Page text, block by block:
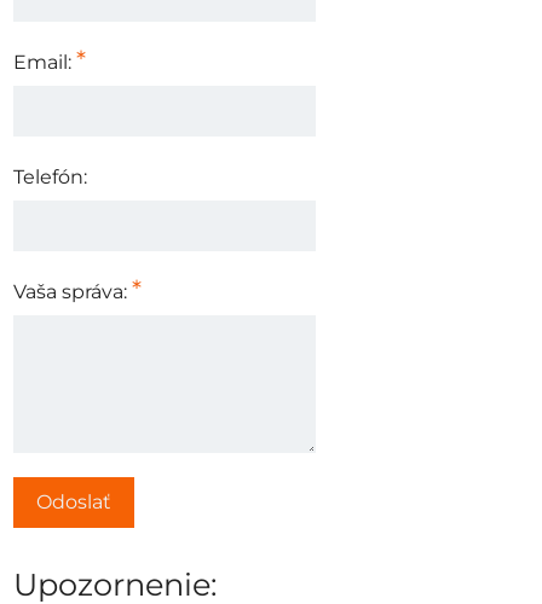
Email: *
Telefón:
Vaša správa: *
Odoslať
Upozornenie: